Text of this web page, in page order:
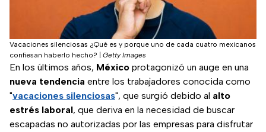
Vacaciones silenciosas ¿Qué es y porque uno de cada cuatro mexicanos
confiesan haberlo hecho?
Getty Images
En los últimos años, México protagonizó un auge en una
nueva tendencia entre los trabajadores conocida como
"vacaciones silenciosas", que surgió debido al alto
estrés laboral, que deriva en la necesidad de buscar
escapadas no autorizadas por las empresas para disfrutar